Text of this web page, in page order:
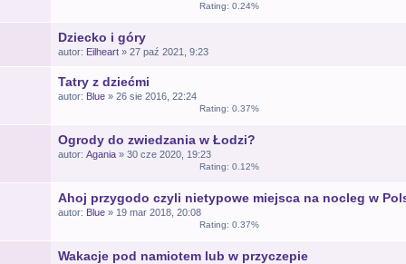
Rating: 0.24%
Dziecko i góry
autor: Eilheart » 27 paź 2021, 9:23
Tatry z dziećmi
autor: Blue » 26 sie 2016, 22:24
Rating: 0.37%
Ogrody do zwiedzania w Łodzi?
autor: Agania » 30 cze 2020, 19:23
Rating: 0.12%
Ahoj przygodo czyli nietypowe miejsca na nocleg w
autor: Blue » 19 mar 2018, 20:08
Rating: 0.37%
Wakacje pod namiotem lub w przyczepie